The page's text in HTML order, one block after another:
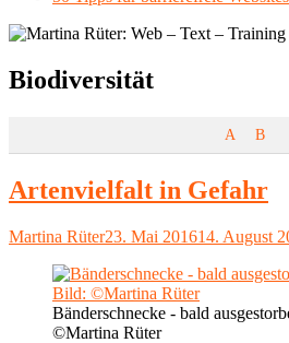
Schlagwort:
Biodiversität
A B
Artenvielfalt in Gefahr
Autor
Martina RüterVeröffentlicht
23. Mai 201614. August
Bänderschnecke - bald
©Martina Rüter